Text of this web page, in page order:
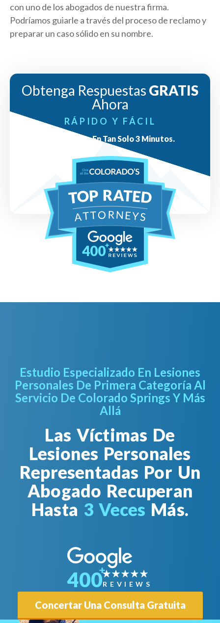
con uno de los abogados de nuestra firma.
Podríamos guiarle a través del proceso de reclamo y
preparar un caso sólido en su nombre.
Obtenga Respuestas GRATIS
Ahora
RÁPIDO Y FÁCIL
Respuestas En Tan Solo 3 Minutos.
400
Estudio Especializado En Lesiones
Personales De Primera Categoría Al
Servicio De Colorado Springs Y Más
Allá
Las Víctimas De
Lesiones Personales
Representadas Por Un
Abogado Recuperan
Hasta 3 Veces Más.
Concertar Una Consulta Gratuita
400REVIEWS